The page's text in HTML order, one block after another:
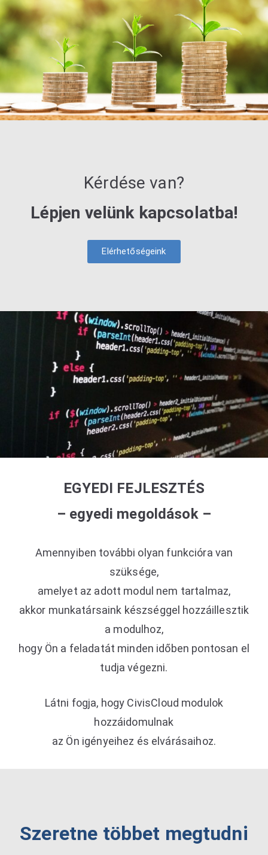
Kérdése van?
Lépjen velünk kapcsolatba!
Elérhetőségeink
EGYEDI FEJLESZTÉS
– egyedi megoldások –
Amennyiben további olyan funkcióra van
szüksége,
amelyet az adott modul nem tartalmaz,
akkor munkatársaink készséggel hozzáillesztik
a modulhoz,
hogy Ön a feladatát minden időben pontosan el
tudja végezni.
Látni fogja, hogy CivisCloud modulok
hozzáidomulnak
az Ön igényeihez és elvárásaihoz.
Szeretne többet megtudni